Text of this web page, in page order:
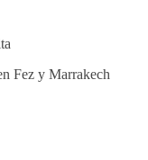
Fez y Marrakech